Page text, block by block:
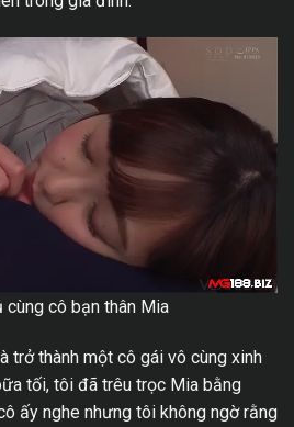
cùng cô bạn thân Mia
trở thành một cô gái vô cùng xinh
tối, tôi đã trêu trọc Mia bằng
ấy nghe nhưng tôi không ngờ rằng